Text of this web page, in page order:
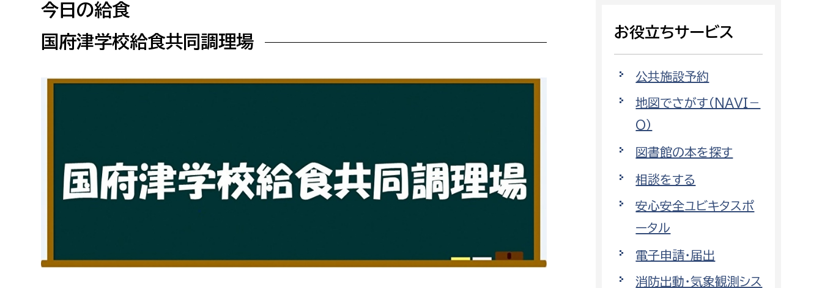
障がい者 都市基盤
相談をしたい
働きたい
小田原のことを知りたい
イベント・講座などに参加したい
人権・男女共同参画課
戸籍住民課
文化財課
図書館
環境部
環境政策課
ゼロカーボン推進課
環境保護課
環境事業センター
福祉健康部 子ども若者部 経済部
今日の給食
国府津学校給食共同調理場
お役立ちサービス
公共施設予約
地図でさがす（NAVI－
O）
図書館の本を探す
相談をする
安心安全ユビキタスポ
ータル
電子申請・届出
消防出動・気象観測シス